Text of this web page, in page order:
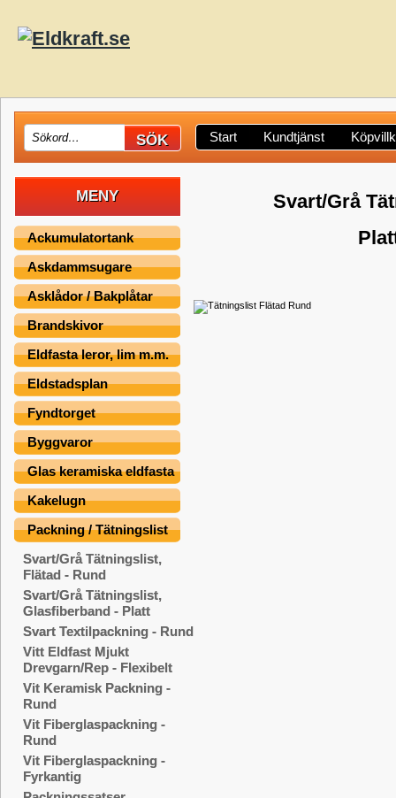
Start Kundtjänst
MENY
Ackumulatortank
Askdammsugare
Asklådor / Bakplåtar
Brandskivor
Eldfasta leror, lim m.m.
Eldstadsplan
Fyndtorget
Byggvaror
Glas keramiska eldfasta
Kakelugn
Packning / Tätningslist
Svart/Grå Tätningslist,
Flätad - Rund
Svart/Grå Tätningslist,
Glasfiberband - Platt
Svart Textilpackning - Rund
Vitt Eldfast Mjukt
Drevgarn/Rep - Flexibelt
Vit Keramisk Packning -
Rund
Vit Fiberglaspackning -
Rund
Vit Fiberglaspackning -
Fyrkantig
Svart/Grå